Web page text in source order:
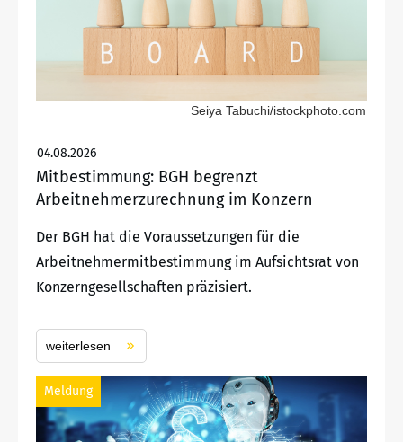
Seiya Tabuchi/istockphoto.com
04.08.2026
Mitbestimmung: BGH begrenzt
Arbeitnehmerzurechnung im Konzern
Der BGH hat die Voraussetzungen für die
Arbeitnehmermitbestimmung im Aufsichtsrat von
Konzerngesellschaften präzisiert.
weiterlesen
Meldung